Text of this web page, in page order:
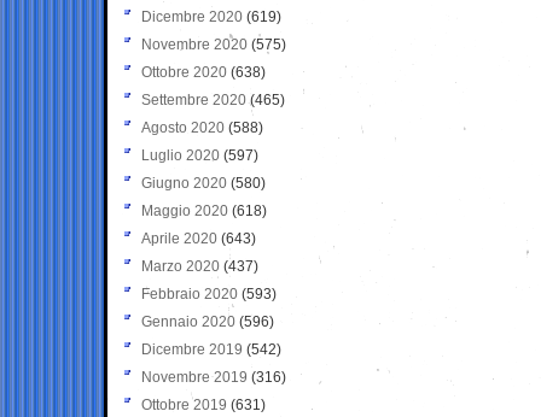
Dicembre 2020 (619)
Novembre 2020 (575)
Ottobre 2020 (638)
Settembre 2020(465)
Agosto 2020 (588)
Luglio 2020 (597)
Giugno 2020 (580)
Maggio 2020 (618)
Aprile 2020 (643)
Marzo 2020 (437)
Febbraio 2020 (593)
Gennaio 2020 (596)
Dicembre 2019 (542)
Novembre 2019 (316)
Ottobre 2019 (631)